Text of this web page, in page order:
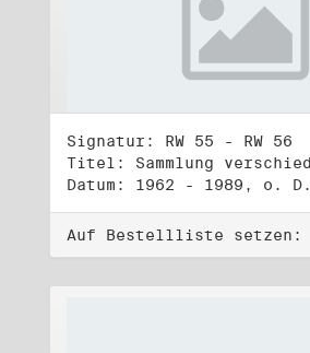
Signatur: RW 55 - RW 56
Datum: 1962 - 1989, o. D.
Auf Bestellliste setzen: